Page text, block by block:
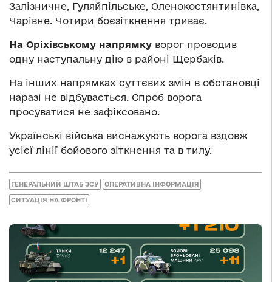
Залізничне, Гуляйпільське, Оленокостянтинівка,
Чарівне. Чотири боєзіткнення триває.
На Оріхівському напрямку ворог проводив
одну наступальну дію в районі Щербаків.
На інших напрямках суттєвих змін в обстановці
наразі не відбувається. Спроб ворога
просуватися не зафіксовано.
Українські війська виснажують ворога вздовж
усієї лінії бойового зіткнення та в тилу.
ГЕНЕРАЛЬНИЙ ШТАБ ЗСУ ОПЕРАТИВНА ІНФОРМАЦІЯ
СИТУАЦІЯ НА ФРОНТІ